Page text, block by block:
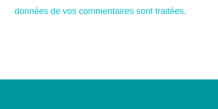
données de vos commentaires sont traitées.